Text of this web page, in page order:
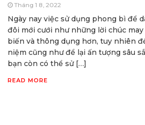
Tháng 1 8, 2022
Ngày nay việc sử dụng phong bì để
đôi mới cưới như những lời chúc
biến và thông dụng hơn, tuy nhiên
niệm cũng như để lại ấn tượng sâu
bạn còn có thể sử […]
READ MORE